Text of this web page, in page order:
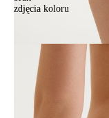
zdjęcia koloru
Majtki CONTE
Majtki CONTE
63,90 zł
Kolory:
BRAK
ZDJĘCIA
BRAK
ZDJĘCIA
BRAK